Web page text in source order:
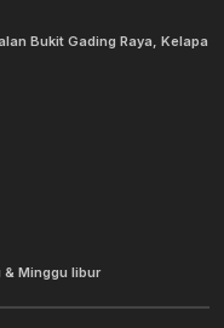
Bukit Gading Raya, Kelapa
Minggu libur